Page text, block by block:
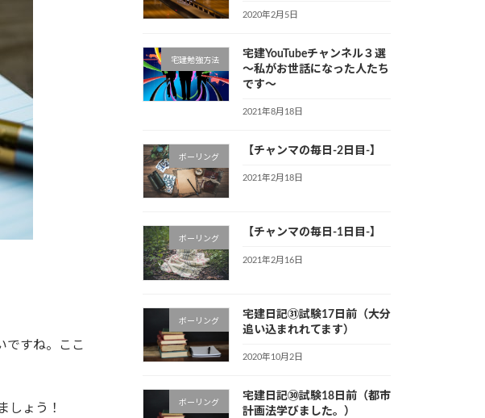
ですね。ここ
しょう！
2020年2月5日
宅建勉強方法
宅建YouTubeチャンネル３選
～私がお世話になった人たち
です～
2021年8月18日
ボーリング
【チャンマの毎日-2日目-】
2021年2月18日
ボーリング
【チャンマの毎日-1日目-】
2021年2月16日
ボーリング
宅建日記㉛試験17日前（大分
追い込まれれてます）
2020年10月2日
ボーリング
宅建日記㉚試験18日前（都市
計画法学びました。）